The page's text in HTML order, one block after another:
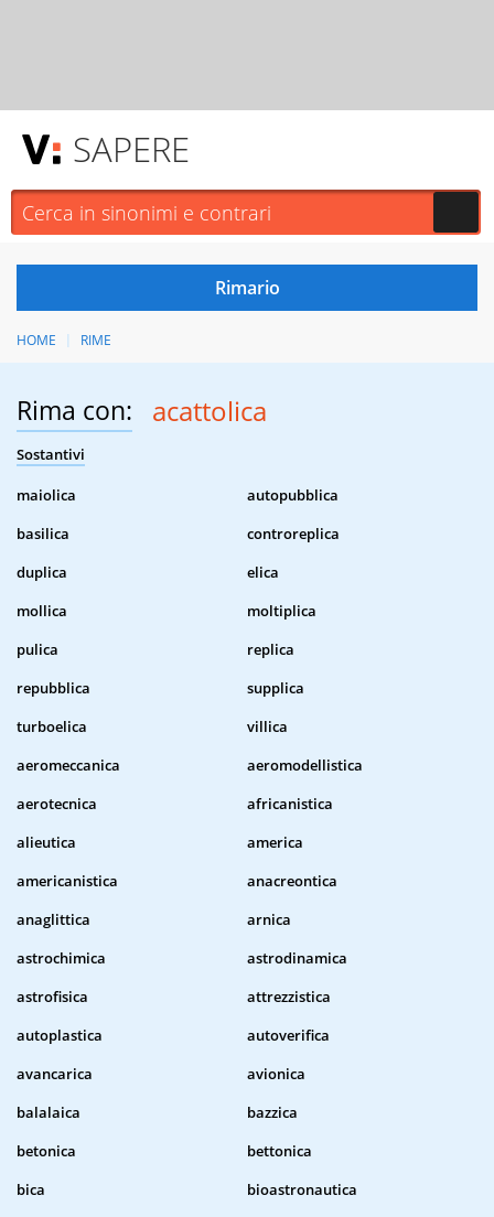
SAPERE
HOME RIME
Rima con: acattolica
Sostantivi
maiolica
autopubblica
basilica
controreplica
duplica
elica
mollica
moltiplica
pulica
replica
repubblica
supplica
turboelica
villica
aeromeccanica
aeromodellistica
aerotecnica
africanistica
alieutica
america
americanistica
anacreontica
anaglittica
arnica
astrochimica
astrodinamica
astrofisica
attrezzistica
autoplastica
autoverifica
avancarica
avionica
balalaica
bazzica
betonica
bettonica
bica
bioastronautica